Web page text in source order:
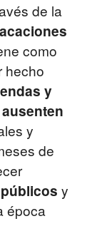
de la
como
hecho
y
y
de
y
época